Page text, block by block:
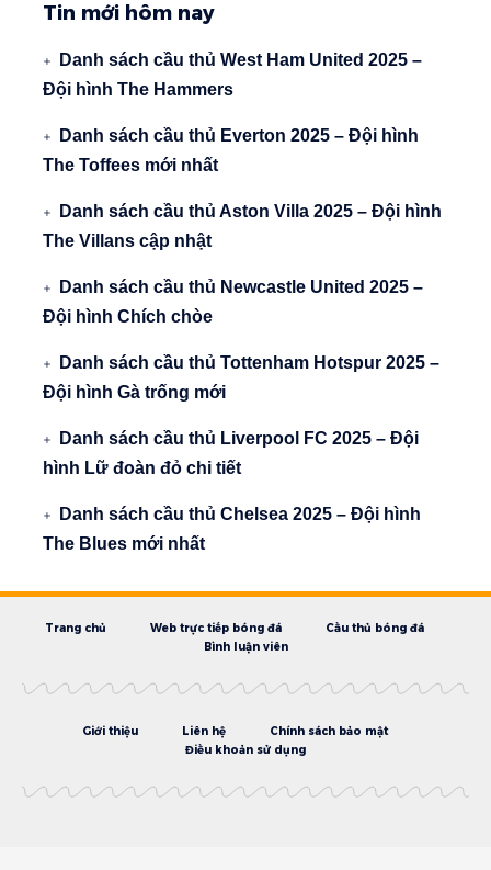
Tin mới hôm nay
Danh sách cầu thủ West Ham United 2025 –
Đội hình The Hammers
Danh sách cầu thủ Everton 2025 – Đội hình
The Toffees mới nhất
Danh sách cầu thủ Aston Villa 2025 – Đội hình
The Villans cập nhật
Danh sách cầu thủ Newcastle United 2025 –
Đội hình Chích chòe
Danh sách cầu thủ Tottenham Hotspur 2025 –
Đội hình Gà trống mới
Danh sách cầu thủ Liverpool FC 2025 – Đội
hình Lữ đoàn đỏ chi tiết
Danh sách cầu thủ Chelsea 2025 – Đội hình
The Blues mới nhất
Trang chủ Web trực tiếp bóng đá
Cầu thủ bóng đá
Bình luận viên
Giới thiệu Liên hệ
Chính sách bảo mật
Điều khoản sử dụng